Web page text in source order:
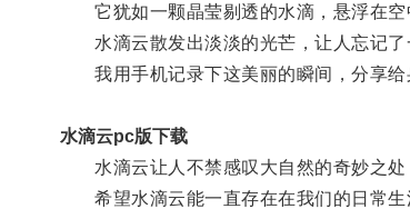
它犹如一颗晶莹剔透的水滴，悬浮在空
水滴云散发出淡淡的光芒，让人忘记了
我用手机记录下这美丽的瞬间，分享给
水滴云pc版下载
水滴云让人不禁感叹大自然的奇妙之处
希望水滴云能一直存在在我们的日常生